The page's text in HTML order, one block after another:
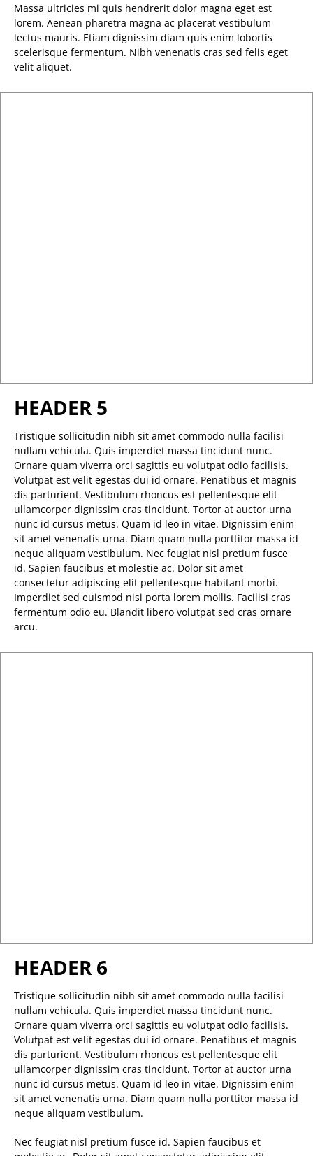
Massa ultricies mi quis hendrerit dolor magna eget est
lorem. Aenean pharetra magna ac placerat vestibulum
lectus mauris. Etiam dignissim diam quis enim lobortis
scelerisque fermentum. Nibh venenatis cras sed felis eget
velit aliquet.
HEADER 5
Tristique sollicitudin nibh sit amet commodo nulla facilisi
nullam vehicula. Quis imperdiet massa tincidunt nunc.
Ornare quam viverra orci sagittis eu volutpat odio facilisis.
Volutpat est velit egestas dui id ornare. Penatibus et magnis
dis parturient. Vestibulum rhoncus est pellentesque elit
ullamcorper dignissim cras tincidunt. Tortor at auctor urna
nunc id cursus metus. Quam id leo in vitae. Dignissim enim
sit amet venenatis urna. Diam quam nulla porttitor massa id
neque aliquam vestibulum. Nec feugiat nisl pretium fusce
id. Sapien faucibus et molestie ac. Dolor sit amet
consectetur adipiscing elit pellentesque habitant morbi.
Imperdiet sed euismod nisi porta lorem mollis. Facilisi cras
fermentum odio eu. Blandit libero volutpat sed cras ornare
arcu.
HEADER 6
Tristique sollicitudin nibh sit amet commodo nulla facilisi
nullam vehicula. Quis imperdiet massa tincidunt nunc.
Ornare quam viverra orci sagittis eu volutpat odio facilisis.
Volutpat est velit egestas dui id ornare. Penatibus et magnis
dis parturient. Vestibulum rhoncus est pellentesque elit
ullamcorper dignissim cras tincidunt. Tortor at auctor urna
nunc id cursus metus. Quam id leo in vitae. Dignissim enim
sit amet venenatis urna. Diam quam nulla porttitor massa id
neque aliquam vestibulum.
Nec feugiat nisl pretium fusce id. Sapien faucibus et